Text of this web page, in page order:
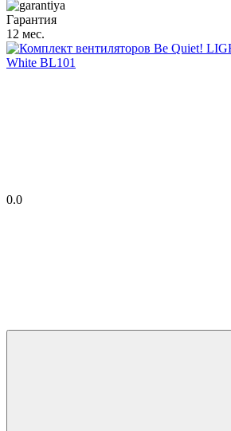
Гарантия
12 мес.
0.0